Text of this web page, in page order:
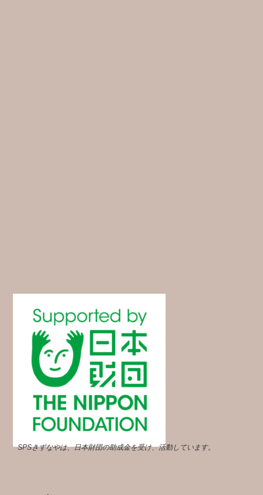
SPSきずなやは、日本財団の助成金を受け、活動しています。